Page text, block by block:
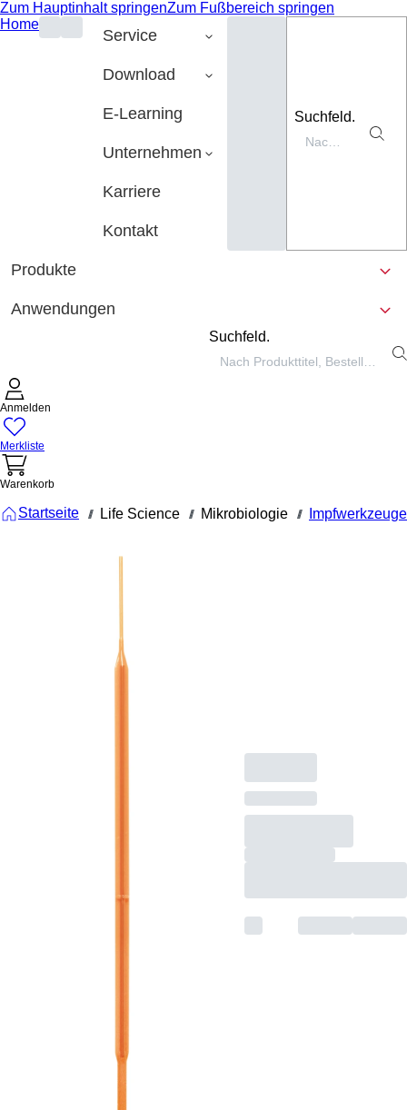
Zum Hauptinhalt springenZum Fußbereich springen
Home
Service
Download
E-Learning
Unternehmen
Karriere
Kontakt
Suchfeld.
Produkte
Anwendungen
Suchfeld.
Anmelden
Merkliste
Warenkorb
Startseite /// Life Science /// Mikrobiologie /// Impfwerkzeuge